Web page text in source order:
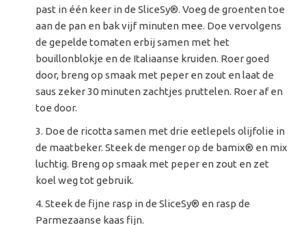
past in één keer in de SliceSy®. Voeg de groenten toe
aan de pan en bak vijf minuten mee. Doe vervolgens
de gepelde tomaten erbij samen met het
bouillonblokje en de Italiaanse kruiden. Roer goed
door, breng op smaak met peper en zout en laat de
saus zeker 30 minuten zachtjes pruttelen. Roer af en
toe door.
Doe de ricotta samen met drie eetlepels olijfolie in
de maatbeker. Steek de menger op de bamix® en mix
luchtig. Breng op smaak met peper en zout en zet
koel weg tot gebruik.
Steek de fijne rasp in de SliceSy® en rasp de
Parmezaanse kaas fijn.